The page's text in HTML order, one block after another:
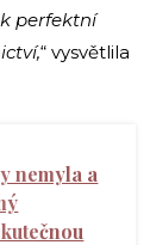
perfektní
“ vysvětlila
nemyla a